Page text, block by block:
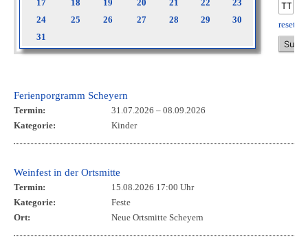
17
18 19 20 21 22
23
24
25 26 27 28 29
30
31
reset
Ferienporgramm Scheyern
Termin: 31.07.2026 – 08.09.2026
Kategorie:
Kinder
Weinfest in der Ortsmitte
Termin:
15.08.2026 17:00 Uhr
Kategorie:
Feste
Ort:
Neue Ortsmitte Scheyern